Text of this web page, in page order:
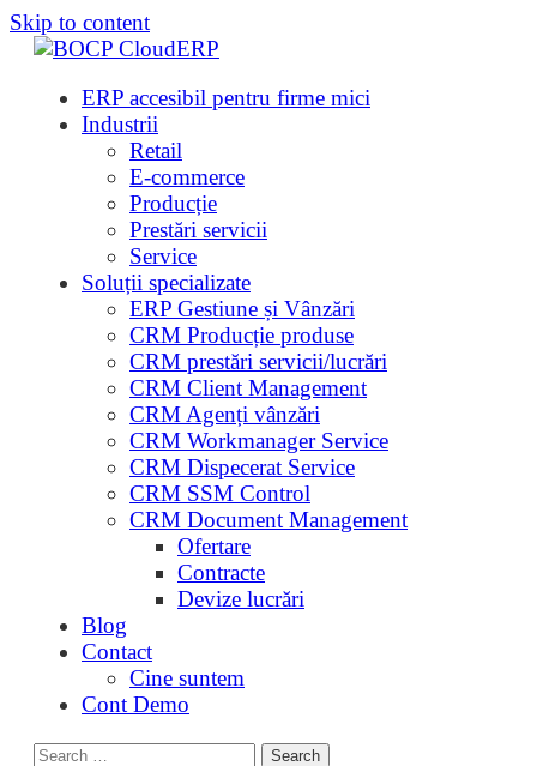
Skip to content
ERP accesibil pentru firme mici
Industrii
Retail
E-commerce
Producție
Prestări servicii
Service
Soluții specializate
ERP Gestiune și Vânzări
CRM Producție produse
CRM prestări servicii/lucrări
CRM Client Management
CRM Agenți vânzări
CRM Workmanager Service
CRM Dispecerat Service
CRM SSM Control
CRM Document Management
Ofertare
Contracte
Devize lucrări
Blog
Contact
Cine suntem
Cont Demo